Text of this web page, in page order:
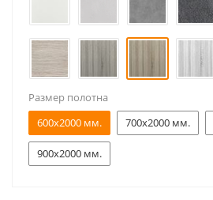
Размер полотна
600x2000 мм.
700x2000 мм.
900x2000 мм.